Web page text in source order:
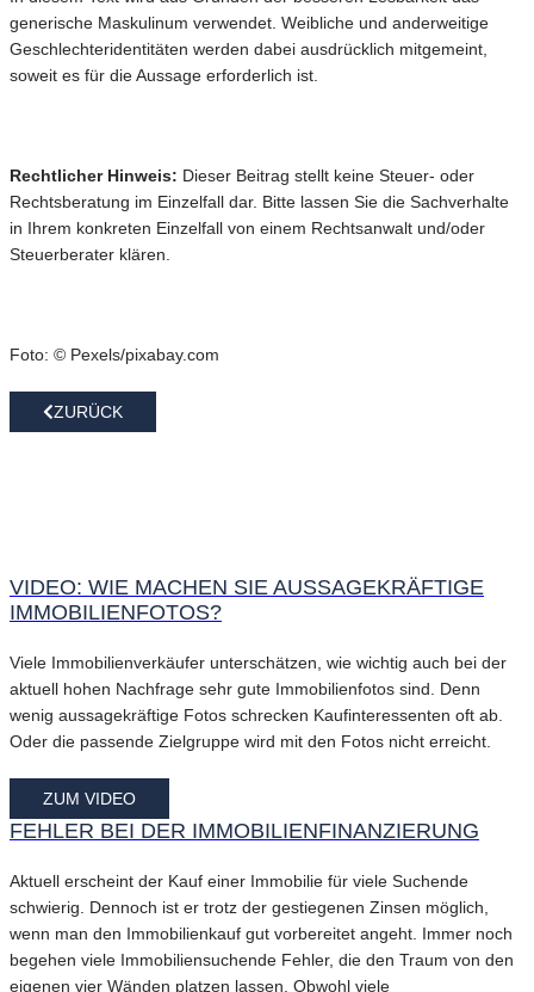
generische Maskulinum verwendet. Weibliche und anderweitige
Geschlechteridentitäten werden dabei ausdrücklich mitgemeint,
soweit es für die Aussage erforderlich ist.
Rechtlicher Hinweis: Dieser Beitrag stellt keine Steuer- oder
Rechtsberatung im Einzelfall dar. Bitte lassen Sie die Sachverhalte
in Ihrem konkreten Einzelfall von einem Rechtsanwalt und/oder
Steuerberater klären.
Foto: © Pexels/pixabay.com
ZURÜCK
VIDEO: WIE MACHEN SIE AUSSAGEKRÄFTIGE
IMMOBILIENFOTOS?
Viele Immobilienverkäufer unterschätzen, wie wichtig auch bei der
aktuell hohen Nachfrage sehr gute Immobilienfotos sind. Denn
wenig aussagekräftige Fotos schrecken Kaufinteressenten oft ab.
Oder die passende Zielgruppe wird mit den Fotos nicht erreicht.
ZUM VIDEO
FEHLER BEI DER IMMOBILIENFINANZIERUNG
Aktuell erscheint der Kauf einer Immobilie für viele Suchende
schwierig. Dennoch ist er trotz der gestiegenen Zinsen möglich,
wenn man den Immobilienkauf gut vorbereitet angeht. Immer noch
begehen viele Immobiliensuchende Fehler, die den Traum von den
eigenen vier Wänden platzen lassen. Obwohl viele